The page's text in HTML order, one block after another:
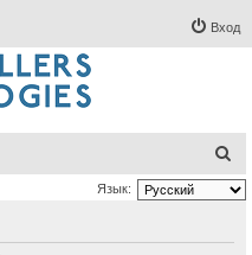
Вход
о
Язык: